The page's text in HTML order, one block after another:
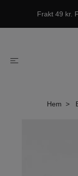
Frakt 49 kr.
Hem